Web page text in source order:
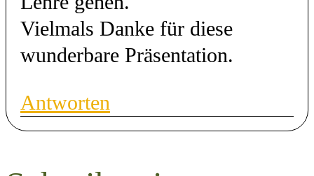
Vielmals Danke für diese
wunderbare Präsentation.
Antworten